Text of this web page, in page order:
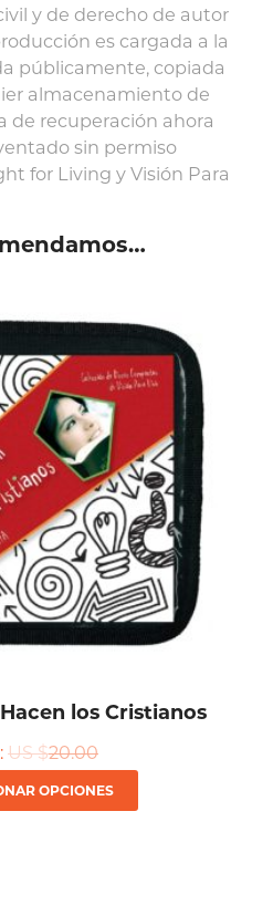
y de derecho de autor
es cargada a la
públicamente, copiada
almacenamiento de
de recuperación ahora
sin permiso
for Living y Visión Para
los Cristianos
US $20.00
OPCIONES